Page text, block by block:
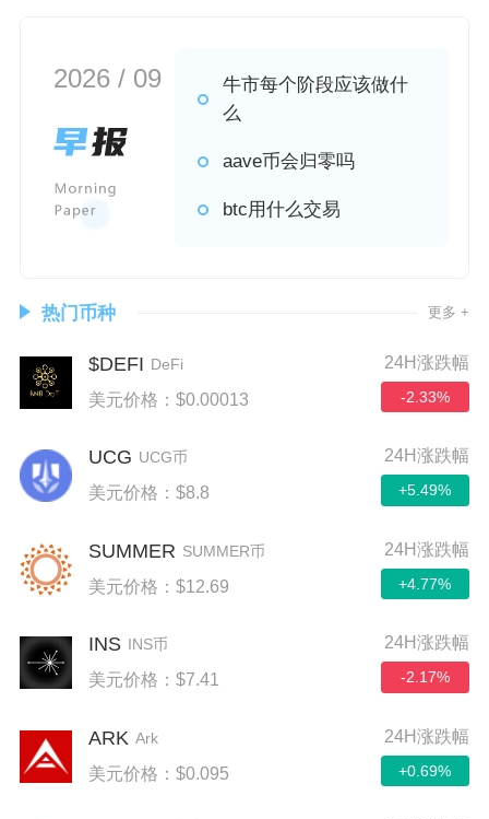
2026 / 09
牛市每个阶段应该做什
么
aave币会归零吗
btc用什么交易
热门币种 更多 +
$DEFI DeFi
美元价格：$0.00013
24H涨跌幅
-2.33%
UCG UCG币
美元价格：$8.8
24H涨跌幅
+5.49%
SUMMER SUMMER币
美元价格：$12.69
24H涨跌幅
+4.77%
INS INS币
美元价格：$7.41
24H涨跌幅
-2.17%
ARK Ark
美元价格：$0.095
24H涨跌幅
+0.69%